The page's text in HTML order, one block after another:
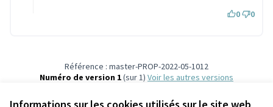
0 0
Référence : master-PROP-2022-05-1012
Numéro de version 1(sur 1)
voir les autres versions